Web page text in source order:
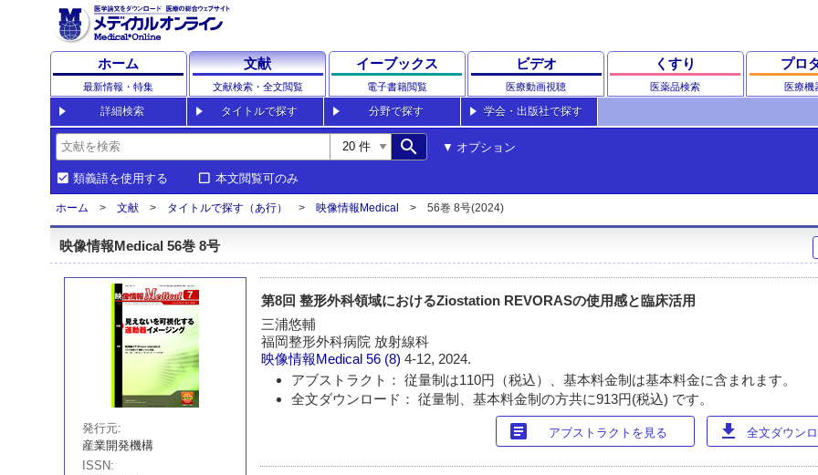
ホーム
最新情報・特集
文献
文献検索・全文閲覧
イーブックス
電子書籍閲覧
ビデオ
医療動画視聴
くすり
医薬品検索
プロ
医療機
詳細検索 タイトルで探す 分野で探す 学会・出版社で探す
search オプション
類義語を使用する 本文閲覧可のみ
ホーム 文献 タイトルで探す（あ行） 映像情報Medical 56巻 8号(2024)
映像情報Medical 56巻 8号
発行元
産業開発機構
ISSN
第8回 整形外科領域におけるZiostation REVORASの使用感と臨床活用
三浦悠輔
福岡整形外科病院 放射線科
映像情報Medical 56 (8)4-12, 2024.
アブストラクト： 従量制は110円（税込）、基本料金制は基本料金に含まれます。
全文ダウンロード： 従量制、基本料金制の方共に913円(税込) です。
article アブストラクトを見る download 全文ダウン